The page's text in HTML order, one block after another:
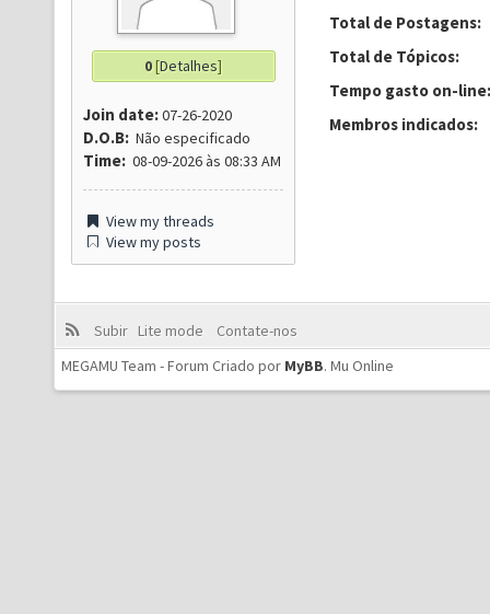
0[Detalhes]
Join date:07-26-2020
D.O.B: Não especificado
Time: 08-09-2026 às 08:33 AM
View my threads
View my posts
Total de Postagens:
Total de Tópicos:
Tempo gasto on-line:
Membros indicados:
Subir Lite mode
Contate-nos
MEGAMU Team - Forum Criado por MyBB. Mu Online